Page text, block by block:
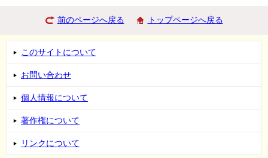
前のページへ戻る トップページへ戻る
このサイトについて
お問い合わせ
個人情報について
著作権について
リンクについて